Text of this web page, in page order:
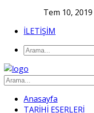
Tem 10, 2019
İLETİŞİM
Anasayfa
TARİHİ ESERLERİ